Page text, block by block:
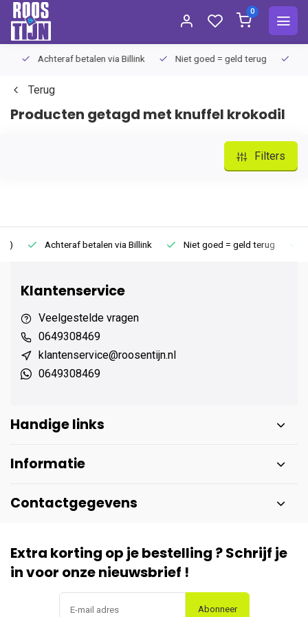
0
Achteraf betalen via Billink Niet goed = geld terug
Terug
Producten getagd met knuffel krokodil
Filters
Achteraf betalen via Billink Niet goed = geld terug
Klantenservice
Veelgestelde vragen
0649308469
klantenservice@roosentijn.nl
0649308469
Handige links
Informatie
Contactgegevens
Extra korting op je bestelling ? Schrijf je
in voor onze nieuwsbrief !
Abonneer